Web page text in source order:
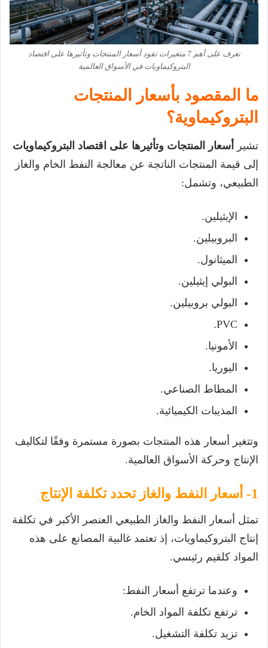
تعرف على أهم 7 متغيرات تقود أسعار المنتجات وتأثيرها على اقتصاد
البتروكيماويات في الأسواق العالمية
ما المقصود بأسعار المنتجات
البتروكيماوية؟
تشير
أسعار المنتجات وتأثيرها على اقتصاد البتروكيماويات
إلى قيمة المنتجات الناتجة عن معالجة النفط الخام والغاز
الطبيعي، وتشمل:
الإيثيلين.
البروبيلين.
الميثانول.
البولي إيثيلين.
البولي بروبيلين.
PVC.
الأمونيا.
اليوريا.
المطاط الصناعي.
المذيبات الكيميائية.
وتتغير أسعار هذه المنتجات بصورة مستمرة وفقًا لتكاليف
الإنتاج وحركة الأسواق العالمية.
1- أسعار النفط والغاز تحدد تكلفة الإنتاج
تمثل أسعار النفط والغاز الطبيعي العنصر الأكبر في تكلفة
إنتاج البتروكيماويات، إذ تعتمد غالبية المصانع على هذه
المواد كلقيم رئيسي.
وعندما ترتفع أسعار النفط:
ترتفع تكلفة المواد الخام.
تزيد تكلفة التشغيل.